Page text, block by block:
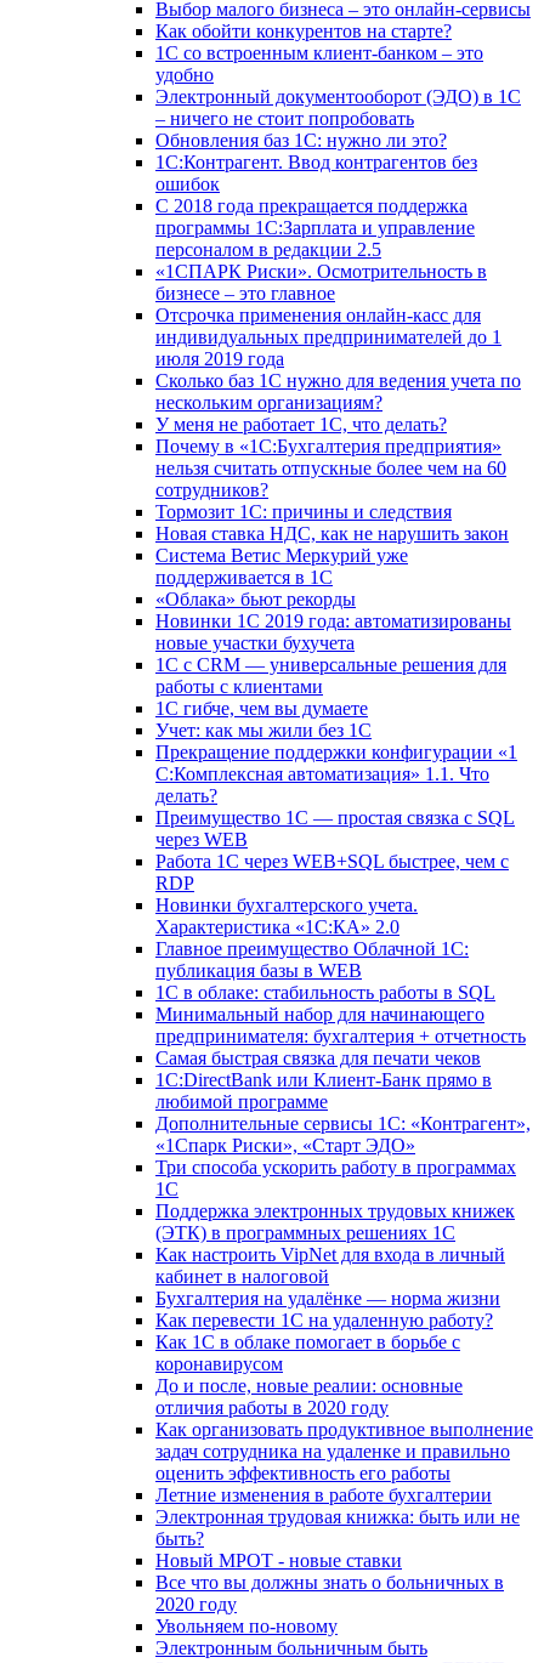
Выбор малого бизнеса – это онлайн-сервисы
Как обойти конкурентов на старте?
1C со встроенным клиент-банком – это
удобно
Электронный документооборот (ЭДО) в 1С
– ничего не стоит попробовать
Обновления баз 1С: нужно ли это?
1С:Контрагент. Ввод контрагентов без
ошибок
С 2018 года прекращается поддержка
программы 1С:Зарплата и управление
персоналом в редакции 2.5
«1СПАРК Риски». Осмотрительность в
бизнесе – это главное
Отсрочка применения онлайн-касс для
индивидуальных предпринимателей до 1
июля 2019 года
Сколько баз 1C нужно для ведения учета по
нескольким организациям?
У меня не работает 1С, что делать?
Почему в «1С:Бухгалтерия предприятия»
нельзя считать отпускные более чем на 60
сотрудников?
Тормозит 1C: причины и следствия
Новая ставка НДС, как не нарушить закон
Система Ветис Меркурий уже
поддерживается в 1С
«Облака» бьют рекорды
Новинки 1С 2019 года: автоматизированы
новые участки бухучета
1С с CRM — универсальные решения для
работы с клиентами
1С гибче, чем вы думаете
Учет: как мы жили без 1С
Прекращение поддержки конфигурации «1
С:Комплексная автоматизация» 1.1. Что
делать?
Преимущество 1С — простая связка с SQL
через WEB
Работа 1С через WEB+SQL быстрее, чем с
RDP
Новинки бухгалтерского учета.
Характеристика «1С:КА» 2.0
Главное преимущество Облачной 1С:
публикация базы в WEB
1С в облаке: стабильность работы в SQL
Минимальный набор для начинающего
предпринимателя: бухгалтерия + отчетность
Самая быстрая связка для печати чеков
1С:DirectBank или Клиент-Банк прямо в
любимой программе
Дополнительные сервисы 1С: «Контрагент»,
«1Спарк Риски», «Старт ЭДО»
Три способа ускорить работу в программах
1С
Поддержка электронных трудовых книжек
(ЭТК) в программных решениях 1С
Как настроить VipNet для входа в личный
кабинет в налоговой
Бухгалтерия на удалёнке — норма жизни
Как перевести 1С на удаленную работу?
Как 1С в облаке помогает в борьбе с
коронавирусом
До и после, новые реалии: основные
отличия работы в 2020 году
Как организовать продуктивное выполнение
задач сотрудника на удаленке и правильно
оценить эффективность его работы
Летние изменения в работе бухгалтерии
Электронная трудовая книжка: быть или не
быть?
Новый МРОТ - новые ставки
Все что вы должны знать о больничных в
2020 году
Увольняем по-новому
Электронным больничным быть